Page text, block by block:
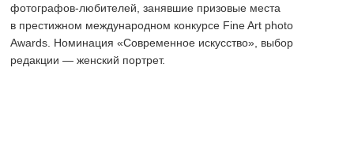
фотографов-любителей, занявшие призовые места
в престижном международном конкурсе Fine Art photo
Awards. Номинация «Современное искусство», выбор
редакции — женский портрет.